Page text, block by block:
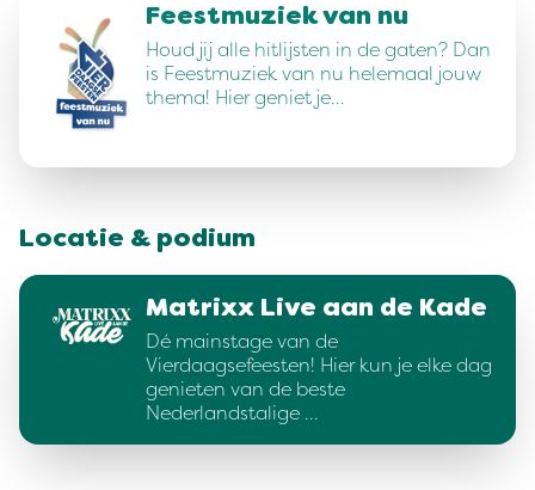
Feestmuziek van nu
Houd jij alle hitlijsten in de gaten? Dan
is Feestmuziek van nu helemaal jouw
thema! Hier geniet je…
Locatie & podium
Matrixx Live aan de Kade
Dé mainstage van de
Vierdaagsefeesten! Hier kun je elke dag
genieten van de beste
Nederlandstalige …